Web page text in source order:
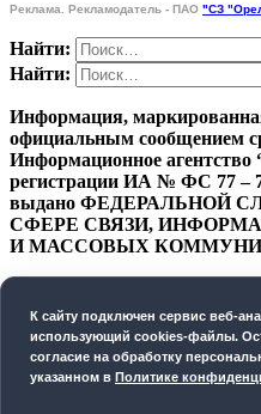
Реклама. Рекламодатель - ПАО "СЗ
Найти:
Найти:
Информация,
официальным сообщением
Информационное агентство
регистрации ИА № ФС 77 –
выдано ФЕДЕРАЛЬНОЙ
СФЕРЕ СВЯЗИ,
И МАССОВЫХ
СОГЛАСИЕ НА
ДАННЫХ
К cайту подключен сервис веб-
использующий cookies-файлы.
согласие на обработку
указанном в Политике